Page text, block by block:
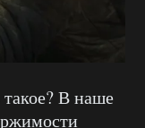
В наше